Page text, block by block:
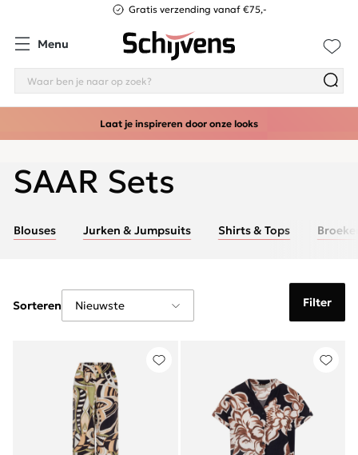
Gratis verzending vanaf €75,-
Menu
Laat je inspireren door onze looks
SAAR Sets
Blouses Jurken & Jumpsuits Shirts & Tops
Filter
Sorteren